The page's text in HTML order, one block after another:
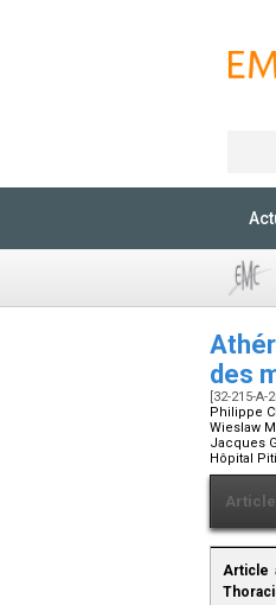
des
[32-215-A-
Philippe
Wieslaw
Jacques
Hôpital
Article
Article